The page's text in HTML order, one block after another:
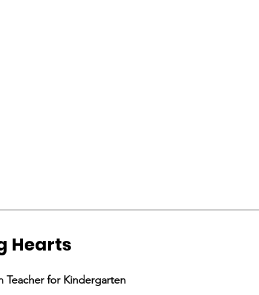
Hearts
Teacher for Kindergarten